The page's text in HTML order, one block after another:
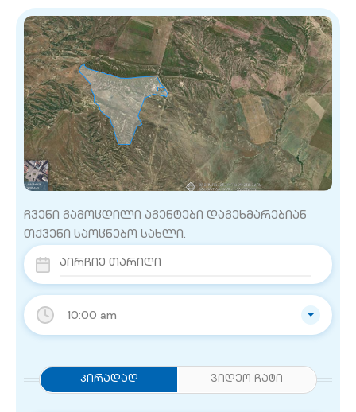
10:00 am
Პირადად ვიდეო ჩატი
ჩვენი გამოცდილი აგენტები დაგეხმარებიან
თქვენი საოცნებო სახლი.